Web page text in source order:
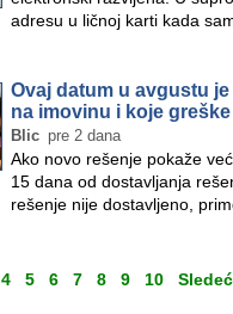
adresu u ličnoj karti kada
Ovaj datum u avgustu
na imovinu i koje
Blic pre 2 dana
Ako novo rešenje pokaže
15 dana od dostavljanja
rešenje nije dostavljeno,
4 5 6 7 8 9 10